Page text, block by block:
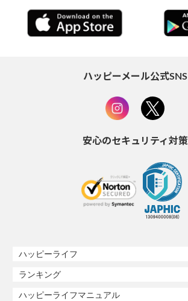
ハッピーメール公式SNS
安心のセキュリティ対策
ハッピーライフ
ランキング
ハッピーライフマニュアル